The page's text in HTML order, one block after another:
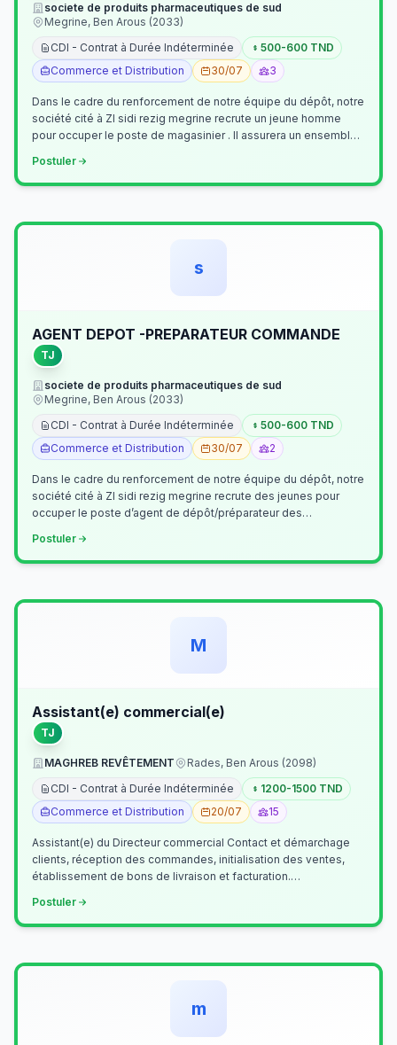
societe de produits pharmaceutiques de sud
Megrine, Ben Arous (2033)
CDI - Contrat à Durée Indéterminée
500-600 TND
Commerce et Distribution
30/07 3
Dans le cadre du renforcement de notre équipe du dépôt, notre
société cité à ZI sidi rezig megrine recrute un jeune homme
pour occuper le poste de magasinier . Il assurera un ensemble
Postuler
s
AGENT DEPOT -PREPARATEUR COMMANDE
TJ
societe de produits pharmaceutiques de sud
Megrine, Ben Arous (2033)
CDI - Contrat à Durée Indéterminée
500-600 TND
Commerce et Distribution
30/07 2
Dans le cadre du renforcement de notre équipe du dépôt, notre
société cité à ZI sidi rezig megrine recrute des jeunes pour
occuper le poste d’agent de dépôt/préparateur des
Postuler
M
Assistant(e) commercial(e)
TJ
MAGHREB REVÊTEMENT
Rades, Ben Arous (2098)
CDI - Contrat à Durée Indéterminée
1200-1500 TND
Commerce et Distribution
20/07 15
Assistant(e) du Directeur commercial Contact et démarchage
clients, réception des commandes, initialisation des ventes,
établissement de bons de livraison et facturation.
Postuler
m